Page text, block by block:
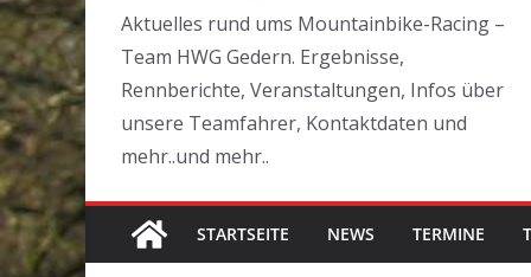
Aktuelles rund ums Mountainbike-Racing –
Team HWG Gedern. Ergebnisse,
Rennberichte, Veranstaltungen, Infos über
unsere Teamfahrer, Kontaktdaten und
mehr..und mehr..
STARTSEITE NEWS TERMINE